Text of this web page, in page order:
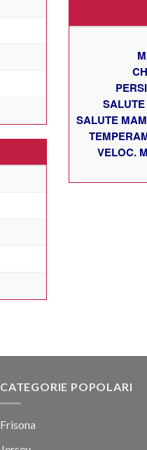
CATEGORIE POPOLARI
Frisona